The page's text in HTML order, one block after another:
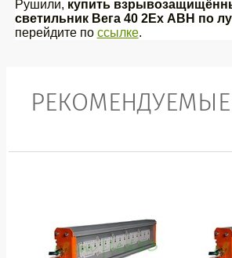
Рушили, купить
светильник Вега 40 2Ex АВН по
перейдите по ссылке.